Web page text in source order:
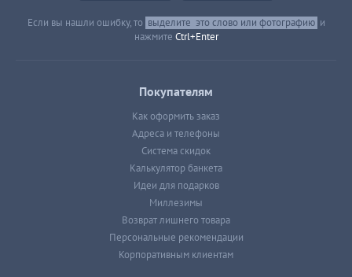
Если вы нашли ошибку, то выделите это слово или фотографию и
нажмите Ctrl+Enter
Покупателям
Как оформить заказ
Адреса и телефоны
Система скидок
Калькулятор банкета
Идеи для подарков
Миллезимы
Возврат лишнего товара
Персональные рекомендации
Корпоративным клиентам